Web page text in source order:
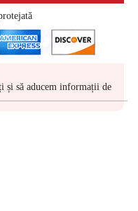
și să aducem informații de